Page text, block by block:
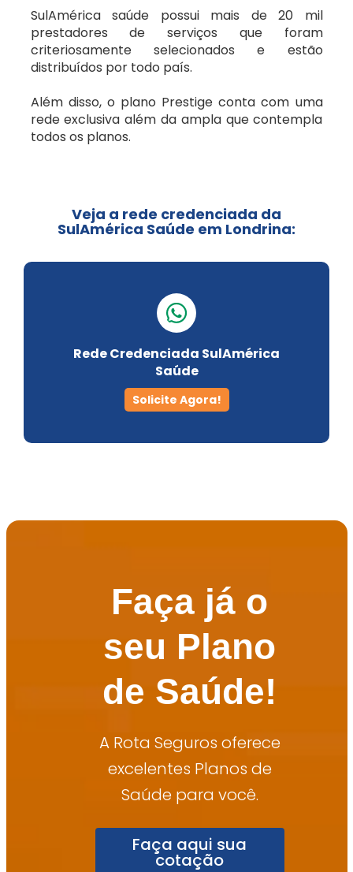
Humana Saúde
Hospitalar
SulAmérica
Planos odontológico
Odontoprev
Petrolina/PE
Salvador/BA
Uberlândia/MG
SulAmérica saúde possui mais de 20 mil
prestadores de serviços que foram
criteriosamente selecionados e estão
distribuídos por todo país.
Além disso, o plano Prestige conta com uma
rede exclusiva além da ampla que contempla
todos os planos.
Veja a rede credenciada da
SulAmérica Saúde em Londrina:
Rede Credenciada SulAmérica
Saúde
Solicite Agora!
Faça já o
seu Plano
de Saúde!
A Rota Seguros oferece
excelentes Planos de
Saúde para você.
Faça aqui sua
cotação